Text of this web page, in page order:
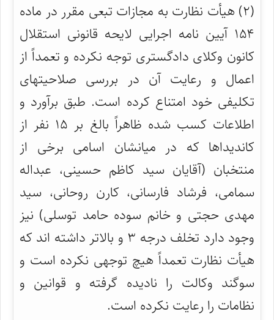
(۲) هیأت نظارت به مجازات تبعی مقرر در ماده
۱۵۴ آیین نامه اجرایی لایحه قانونی استقلال
کانون وکلای دادگستری توجه نکرده و تعمداً از
اعمال و رعایت آن در بررسی صلاحیتهای
تکلیفی خود امتناع کرده است. طبق برآورد و
اطلاعات کسب شده ظاهراً بالغ بر ۱۵ نفر از
کاندیداها که در میانشان اسامی برخی از
منتخبان (آقایان سید کاظم حسینی، عبداله
سمامی، فرشاد فارسانی، کارن روحانی، سید
مهدی حجتی و خانم سوده حامد توسلی) نیز
وجود دارد تخلف درجه ۳ و بالاتر داشته اند که
هیأت نظارت تعمداً هیچ توجهی نکرده است و
سوگند وکالت را نادیده گرفته و قوانین و
نظامات را رعایت نکرده است.